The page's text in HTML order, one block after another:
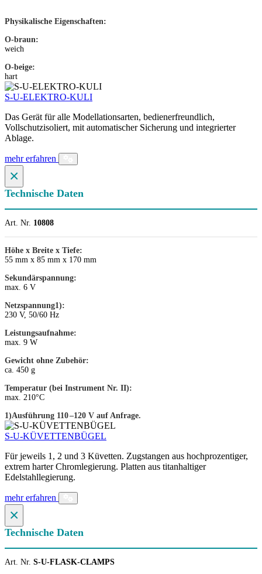
Physikalische Eigenschaften:
O-braun:
weich
O-beige:
hart
S-U-ELEKTRO-KULI
Das Gerät für alle Modellationsarten, bedienerfreundlich,
Vollschutzisoliert, mit automatischer Sicherung und integrierter
Ablage.
mehr erfahren
×
Technische Daten
Art. Nr. 10808
Höhe x Breite x Tiefe:
55 mm x 85 mm x 170 mm
Sekundärspannung:
max. 6 V
Netzspannung1):
230 V, 50/60 Hz
Leistungsaufnahme:
max. 9 W
Gewicht ohne Zubehör:
ca. 450 g
Temperatur (bei Instrument Nr. II):
max. 210°C
1)Ausführung 110 –120 V auf Anfrage.
S-U-KÜVETTENBÜGEL
Für jeweils 1, 2 und 3 Küvetten. Zugstangen aus hochprozentiger,
extrem harter Chromlegierung. Platten aus titan­haltiger
Edelstahllegierung.
mehr erfahren
×
Technische Daten
Art. Nr. S-U-FLASK-CLAMPS